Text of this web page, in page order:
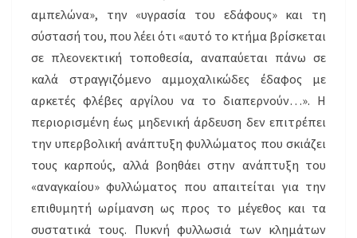
αμπελώνα», την «υγρασία του εδάφους» και τη
σύστασή του, που λέει ότι «αυτό το κτήμα βρίσκεται
σε πλεονεκτική τοποθεσία, αναπαύεται πάνω σε
καλά στραγγιζόμενο αμμοχαλικώδες έδαφος με
αρκετές φλέβες αργίλου να το διαπερνούν…». Η
περιορισμένη έως μηδενική άρδευση δεν επιτρέπει
την υπερβολική ανάπτυξη φυλλώματος που σκιάζει
τους καρπούς, αλλά βοηθάει στην ανάπτυξη του
«αναγκαίου» φυλλώματος που απαιτείται για την
επιθυμητή ωρίμανση ως προς το μέγεθος και τα
συστατικά τους. Πυκνή φυλλωσιά των κλημάτων